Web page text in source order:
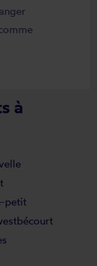
à
petit